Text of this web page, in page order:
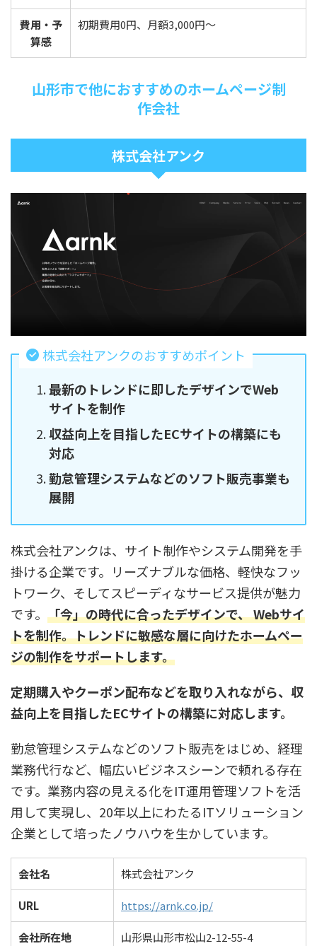
費用・予
算感
初期費用0円、月額3,000円〜
山形市で他におすすめのホームページ制
作会社
株式会社アンク
株式会社アンクのおすすめポイント
最新のトレンドに即したデザインでWeb
サイトを制作
収益向上を目指したECサイトの構築にも
対応
勤怠管理システムなどのソフト販売事業も
展開
株式会社アンクは、サイト制作やシステム開発を手
掛ける企業です。リーズナブルな価格、軽快なフッ
トワーク、そしてスピーディなサービス提供が魅力
です。 「今」の時代に合ったデザインで、 Webサイ
トを制作。トレンドに敏感な層に向けたホームペー
ジの制作をサポートします。
定期購入やクーポン配布などを取り入れながら、収
益向上を目指したECサイトの構築に対応します。
勤怠管理システムなどのソフト販売をはじめ、経理
業務代行など、幅広いビジネスシーンで頼れる存在
です。業務内容の見える化をIT運用管理ソフトを活
用して実現し、20年以上にわたるITソリューション
企業として培ったノウハウを生かしています。
会社名 株式会社アンク
URL https://arnk.co.jp/
会社所在地 山形県山形市松山2-12-55-4